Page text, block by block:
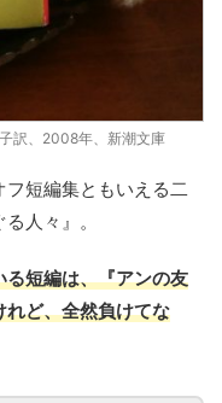
訳、2008年、新潮文庫
短編集ともいえる二
人々』。
る短編は、『アンの友
ど、全然負けてな